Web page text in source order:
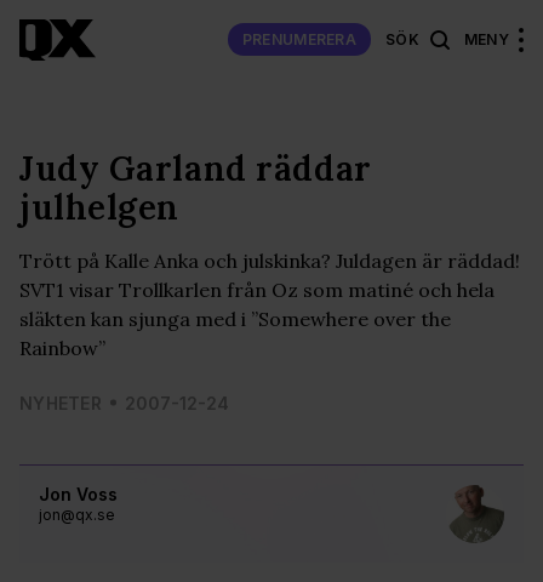
PRENUMERERA SÖK MENY
Jon Voss
jon@qx.se
Judy Garland räddar
julhelgen
Trött på Kalle Anka och julskinka? Juldagen är räddad!
SVT1 visar Trollkarlen från Oz som matiné och hela
släkten kan sjunga med i ”Somewhere over the
Rainbow”
NYHETER 2007-12-24